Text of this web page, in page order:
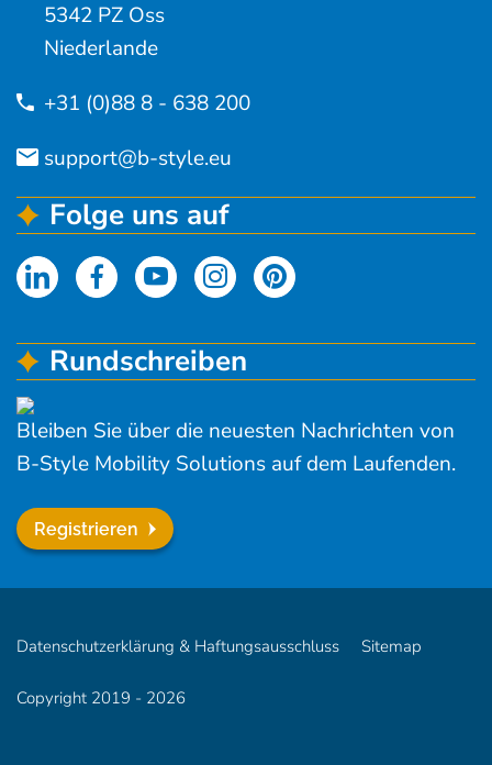
5342 PZ Oss
Niederlande
+31 (0)88 8 - 638 200
support@b-style.eu
Folge uns auf
Rundschreiben
Bleiben Sie über die neuesten Nachrichten von
B-Style Mobility Solutions auf dem Laufenden.
Registrieren
Datenschutzerklärung & Haftungsausschluss Sitemap
Copyright 2019 - 2026